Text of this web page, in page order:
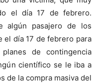
el día 17 de febrero.
algún pasajero de los
el día 17 de febrero para
de contingencia
científico se le iba a
de la compra masiva del